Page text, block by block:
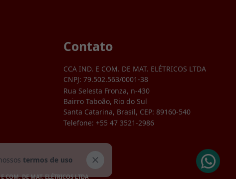
Contato
CCA IND. E COM. DE MAT. ELÉTRICOS LTDA
CNPJ: 79.502.563/0001-38
Rua Selesta Fronza, n-430
Bairro Taboão, Rio do Sul
Santa Catarina, Brasil, CEP: 89160-540
Telefone: +55 47 3521-2986
COM. DE MAT. ELÉTRICOS LTDA
termos de uso